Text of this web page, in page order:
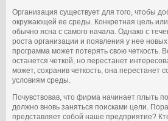
Организация существует для того, чтобы
окружающей ее среды. Конкретная цель
обычно ясна с самого начала. Однако с
роста организации и появления у нее
программа может потерять свою четкость.
останется четкой, но перестанет
может, сохранив четкость, она перестанет
условиям среды.
Почувствовав, что фирма начинает плыть
должно вновь заняться поисками цели.
представляет собой наше предприятие?